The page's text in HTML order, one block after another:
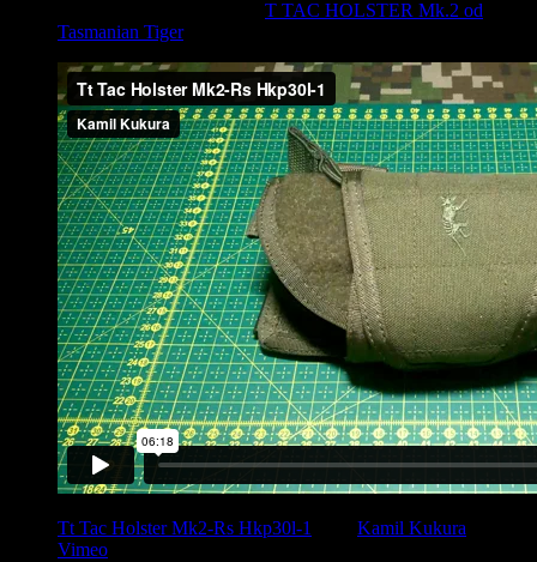
T TAC HOLSTER Mk.2 od
Tasmanian Tiger
Tt Tac Holster Mk2-Rs Hkp30l-1 Kamil Kukura
Vimeo